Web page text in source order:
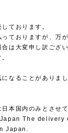
ております。
ておりますが、万
は大変申し訳ござ
なることがありま
本国内のみとさせて
The delivery
Japan.